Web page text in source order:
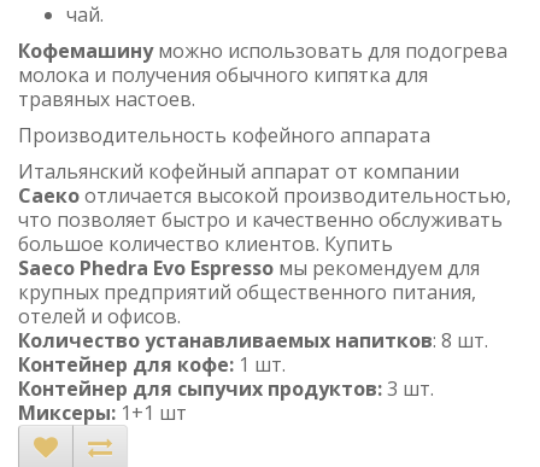
чай.
Кофемашинуможно использовать для подогрева
молока и получения обычного кипятка для
травяных настоев.
Производительность кофейного аппарата
Итальянский кофейный аппарат от компании
Саекоотличается высокой производительностью,
что позволяет быстро и качественно обслуживать
большое количество клиентов. Купить
Saeco Phedra Evo Espresso мы рекомендуем для
крупных предприятий общественного питания,
отелей и офисов.
Количество устанавливаемых напитков: 8 шт.
Контейнер для кофе: 1 шт.
Контейнер для сыпучих продуктов:3 шт.
Миксеры: 1+1 шт